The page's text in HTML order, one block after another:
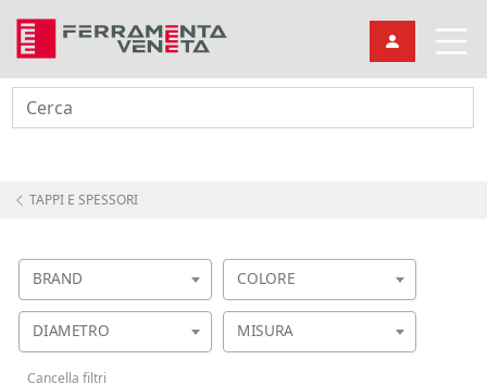
Cerca
TAPPI E SPESSORI
BRAND COLORE
DIAMETRO MISURA
Cancella filtri